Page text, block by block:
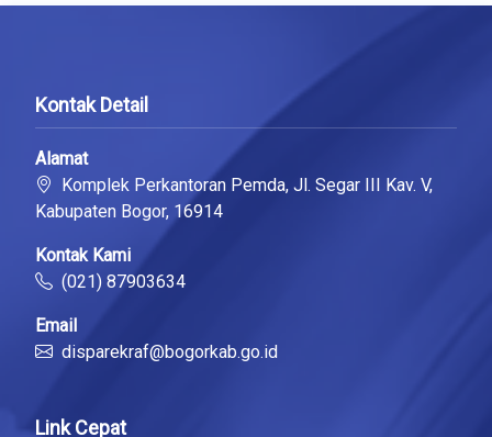
Kontak Detail
Alamat
Komplek Perkantoran Pemda, Jl. Segar III Kav. V,
Kabupaten Bogor, 16914
Kontak Kami
(021) 87903634
Email
disparekraf@bogorkab.go.id
Link Cepat